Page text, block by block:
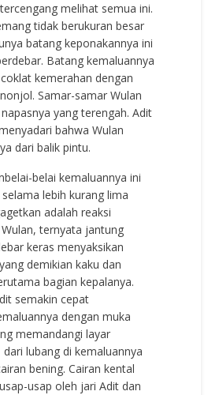
melihat semua ini.
tidak berukuran besar
batang keponakannya ini
Batang kemaluannya
kemerahan dengan
Samar-samar Wulan
yang terengah. Adit
bahwa Wulan
dari balik pintu.
belai kemaluannya ini
lebih kurang lima
adalah reaksi
ternyata jantung
keras menyaksikan
demikian kaku dan
bagian kepalanya.
semakin cepat
dengan muka
memandangi layar
lubang di kemaluannya
bening. Cairan kental
usap oleh jari Adit dan